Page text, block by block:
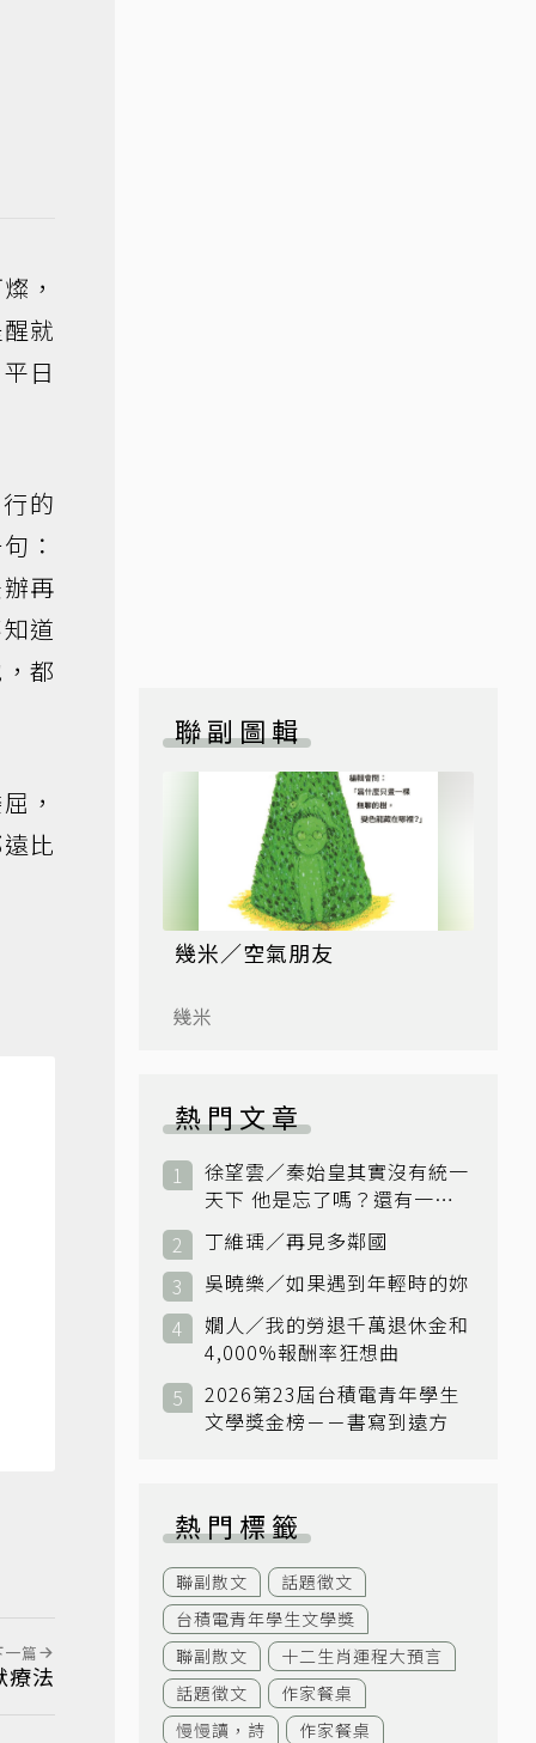
，
就
日
的
：
再
道
都
，
比
一篇
療法
聯副圖輯
幾米／空氣朋友
幾米
熱門文章
徐望雲／秦始皇其實沒有統一
天下 他是忘了嗎？還有一個
小國：衛國
丁維瑀／再見多鄰國
吳曉樂／如果遇到年輕時的妳
嫺人／我的勞退千萬退休金和
4,000%報酬率狂想曲
2026第23屆台積電青年學生
文學獎金榜－－書寫到遠方
熱門標籤
聯副散文
話題徵文
台積電青年學生文學獎
聯副散文
十二生肖運程大預言
話題徵文
作家餐桌
慢慢讀，詩
作家餐桌